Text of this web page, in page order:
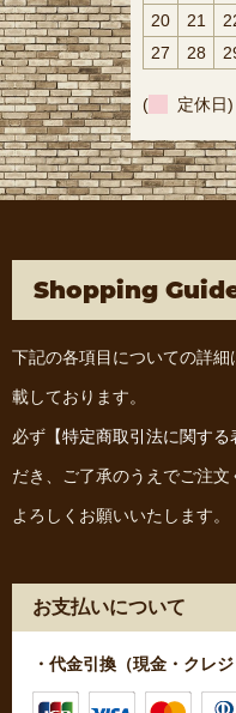
20 21
27
28
( 定休日)
Shopping
下記の各項目についての詳細
載しております。
必ず 【特定商取引法に関する
だき、ご了承のうえでご注文
よろしくお願いいたします。
お支払いについて
・代金引換（現金・クレジ